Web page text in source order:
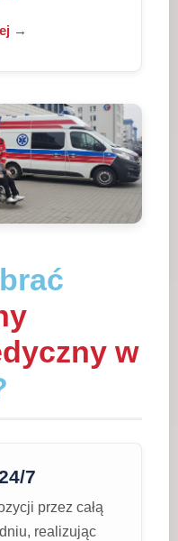
→
w
7
przez całą
realizując